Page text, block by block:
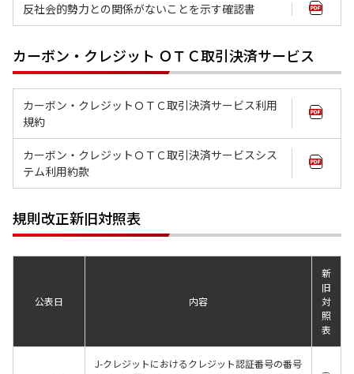
反社会的勢力との関係がないことを示す確認書
カーボン・クレジット ＯＴＣ取引決済サービス
カーボン・クレジットＯＴＣ取引決済サービス利用
規約
カーボン・クレジットＯＴＣ取引決済サービスシス
テム利用約款
規則改正新旧対照表
公表日 内容
新
旧
対
照
表
J-クレジットにおけるクレジット認証番号の番号